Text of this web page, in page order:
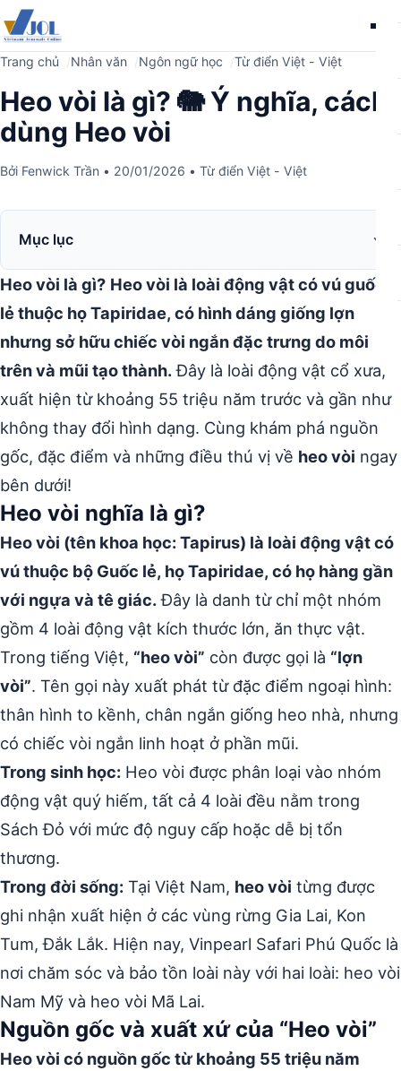
Trang chủ Nhân văn Ngôn ngữ học Từ điển Việt - Việt
Heo vòi là gì? 🐘 Ý nghĩa, cách
dùng Heo vòi
Bởi Fenwick Trần • 20/01/2026 • Từ điển Việt - Việt
Mục lục
Heo vòi là gì? Heo vòi là loài động vật có vú guốc
lẻ thuộc họ Tapiridae, có hình dáng giống lợn
nhưng sở hữu chiếc vòi ngắn đặc trưng do môi
trên và mũi tạo thành.Đây là loài động vật cổ xưa,
xuất hiện từ khoảng 55 triệu năm trước và gần như
không thay đổi hình dạng. Cùng khám phá nguồn
gốc, đặc điểm và những điều thú vị về heo vòi ngay
bên dưới!
Heo vòi nghĩa là gì?
Heo vòi (tên khoa học: Tapirus) là loài động vật có
vú thuộc bộ Guốc lẻ, họ Tapiridae, có họ hàng gần
với ngựa và tê giác.Đây là danh từ chỉ một nhóm
gồm 4 loài động vật kích thước lớn, ăn thực vật.
Trong tiếng Việt, “heo vòi” còn được gọi là “lợn
vòi”. Tên gọi này xuất phát từ đặc điểm ngoại hình:
thân hình to kềnh, chân ngắn giống heo nhà, nhưng
có chiếc vòi ngắn linh hoạt ở phần mũi.
Trong sinh học: Heo vòi được phân loại vào nhóm
động vật quý hiếm, tất cả 4 loài đều nằm trong
Sách Đỏ với mức độ nguy cấp hoặc dễ bị tổn
thương.
Trong đời sống: Tại Việt Nam, heo vòi từng được
ghi nhận xuất hiện ở các vùng rừng Gia Lai, Kon
Tum, Đắk Lắk. Hiện nay, Vinpearl Safari Phú Quốc là
nơi chăm sóc và bảo tồn loài này với hai loài: heo vòi
Nam Mỹ và heo vòi Mã Lai.
Nguồn gốc và xuất xứ của “Heo vòi”
Heo vòi có nguồn gốc từ khoảng 55 triệu năm